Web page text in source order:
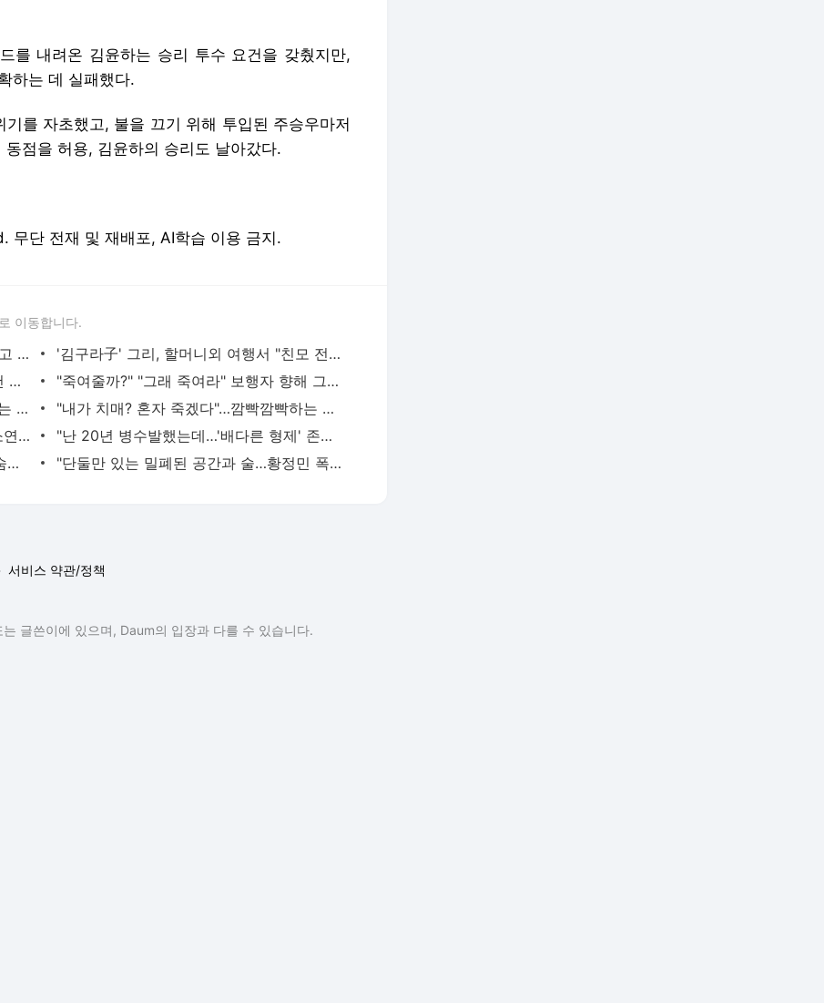
를 내려온 김윤하는 승리 투수 요건을 갖췄지만,
하는 데 실패했다.
를 자초했고, 불을 끄기 위해 투입된 주승우마저
점을 허용, 김윤하의 승리도 날아갔다.
단 전재 및 재배포, AI학습 이용 금지.
이동합니다.
황정민의 또 다른 팬 등장 "지독히 엮이고 싶었던 건 너" 폭로녀 직격
'김구라子' 그리, 할머니외 여행서 "친모 전라도에 잘 있어"…유튜브서 언급
"5500만원 날리고 급등주 단타, 남은 건 빚뿐"…30대 여성 파혼 위기
"죽여줄까?" "그래 죽여라" 보행자 향해 그대로 차량 돌진한 운전자[영상]
"출근길 지하철서 두자리 차지, 업무 보는 100㎏ 남성…부딪히면 신경질"
"내가 치매? 혼자 죽겠다"…깜빡깜빡하는 시모, 검사하라 하자 '발끈'
"친구는 부모 덕에 집 샀는데" 아들 하소연에 "죄지었다" 사죄 '먹먹'
"난 20년 병수발했는데…'배다른 형제' 존재, 유산 절반 가져가나"
응급실 난동범, 10년 수련 주짓수로 단숨에 제압한 간호사 화제[영상]
"단둘만 있는 밀폐된 공간과 술…황정민 폭로녀는 두가지에 집착했다"
서비스 약관/정책
글쓴이에 있으며, Daum의 입장과 다를 수 있습니다.